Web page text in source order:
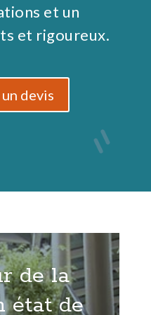
et un
et rigoureux.
devis
de la
état de